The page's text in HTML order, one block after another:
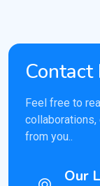
Contact
Feel free to
collaborations,
from you..
Our